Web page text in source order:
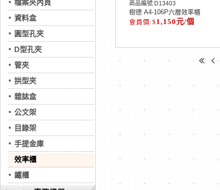
檔案夾內頁
資料盒
圓型孔夾
D型孔夾
管夾
拱型夾
雜誌盒
公文架
目錄架
手提金庫
效率櫃
鐵櫃
商品編號:D13403
樹德 A4-106P六層效率櫃
1,150元/個